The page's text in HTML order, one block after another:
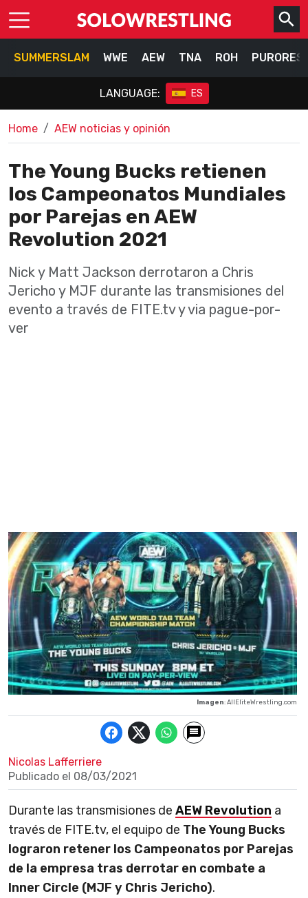
SUMMERSLAM WWE AEW TNA ROH
LANGUAGE: ES
Home AEW noticias y opinión
The Young Bucks retienen
los Campeonatos Mundiales
por Parejas en AEW
Revolution 2021
Nick y Matt Jackson derrotaron a Chris
Jericho y MJF durante las transmisiones del
evento a través de FITE.tv y via pague-por-
ver
Imagen: AllEliteWrestling.com
Nicolas Lafferriere
Publicado el 08/03/2021
Durante las transmisiones de AEW Revolution a
través de FITE.tv, el equipo de The Young Bucks
lograron retener los Campeonatos por Parejas
de la empresa tras derrotar en combate a
Inner Circle (MJF y Chris Jericho).